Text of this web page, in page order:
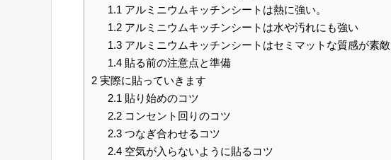
1.1 アルミニウムキッチンシートは熱に強い。
1.2アルミニウムキッチンシートは水や汚れにも強い
1.3アルミニウムキッチンシートはセミマットな質感が素敵
1.4貼る前の注意点と準備
2 実際に貼っていきます
2.1 貼り始めのコツ
2.2コンセント回りのコツ
2.3つなぎ合わせるコツ
2.4空気が入らないように貼るコツ